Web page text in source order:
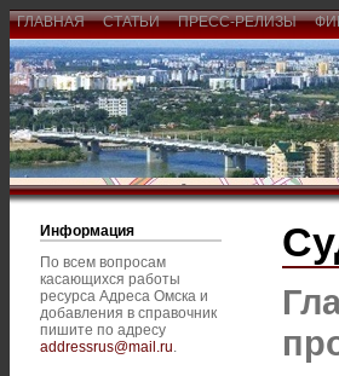
ГЛАВНАЯ СТАТЬИ ПРЕСС-РЕЛИЗЫ
Информация
По всем вопросам
касающихся работы
ресурса Адреса Омска и
добавления в справочник
пишите по адресу
addressrus@mail.ru.